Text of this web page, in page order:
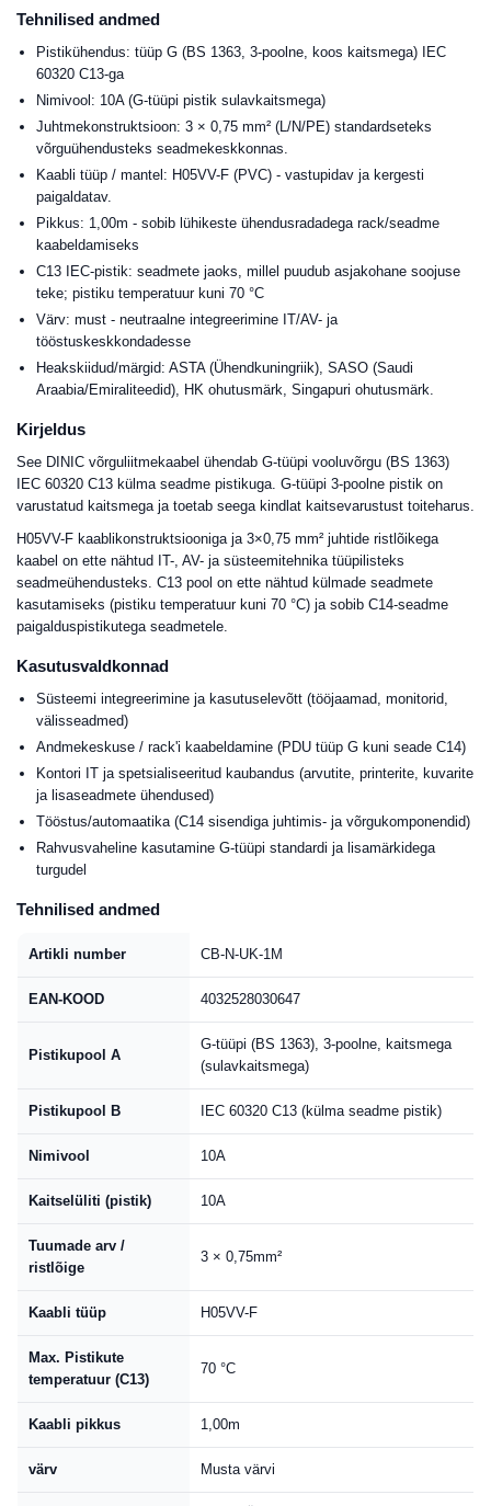
Tehnilised andmed
Pistikühendus: tüüp G (BS 1363, 3-poolne, koos kaitsmega) IEC
60320 C13-ga
Nimivool: 10A (G-tüüpi pistik sulavkaitsmega)
Juhtmekonstruktsioon: 3 × 0,75 mm² (L/N/PE) standardseteks
võrguühendusteks seadmekeskkonnas.
Kaabli tüüp / mantel: H05VV-F (PVC) - vastupidav ja kergesti
paigaldatav.
Pikkus: 1,00m - sobib lühikeste ühendusradadega rack/seadme
kaabeldamiseks
C13 IEC-pistik: seadmete jaoks, millel puudub asjakohane soojuse
teke; pistiku temperatuur kuni 70 °C
Värv: must - neutraalne integreerimine IT/AV- ja
tööstuskeskkondadesse
Heakskiidud/märgid: ASTA (Ühendkuningriik), SASO (Saudi
Araabia/Emiraliteedid), HK ohutusmärk, Singapuri ohutusmärk.
Kirjeldus
See DINIC võrguliitmekaabel ühendab G-tüüpi vooluvõrgu (BS 1363)
IEC 60320 C13 külma seadme pistikuga. G-tüüpi 3-poolne pistik on
varustatud kaitsmega ja toetab seega kindlat kaitsevarustust toiteharus.
H05VV-F kaablikonstruktsiooniga ja 3×0,75 mm² juhtide ristlõikega
kaabel on ette nähtud IT-, AV- ja süsteemitehnika tüüpilisteks
seadmeühendusteks. C13 pool on ette nähtud külmade seadmete
kasutamiseks (pistiku temperatuur kuni 70 °C) ja sobib C14-seadme
paigalduspistikutega seadmetele.
Kasutusvaldkonnad
Süsteemi integreerimine ja kasutuselevõtt (tööjaamad, monitorid,
välisseadmed)
Andmekeskuse / rack'i kaabeldamine (PDU tüüp G kuni seade C14)
Kontori IT ja spetsialiseeritud kaubandus (arvutite, printerite, kuvarite
ja lisaseadmete ühendused)
Tööstus/automaatika (C14 sisendiga juhtimis- ja võrgukomponendid)
Rahvusvaheline kasutamine G-tüüpi standardi ja lisamärkidega
turgudel
Tehnilised andmed
Artikli number CB-N-UK-1M
EAN-KOOD 4032528030647
Pistikupool A
G-tüüpi (BS 1363), 3-poolne, kaitsmega
(sulavkaitsmega)
Pistikupool B IEC 60320 C13 (külma seadme pistik)
Nimivool 10A
Kaitselüliti (pistik) 10A
Tuumade arv /
ristlõige
3 × 0,75mm²
Kaabli tüüp H05VV-F
Max. Pistikute
temperatuur (C13)
70 °C
Kaabli pikkus 1,00m
värv Musta värvi